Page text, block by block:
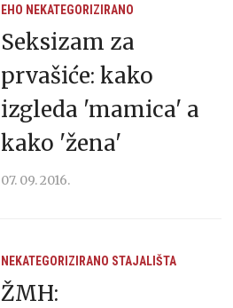
EHO NEKATEGORIZIRANO
Seksizam za
prvašiće: kako
izgleda 'mamica' a
kako 'žena'
07. 09. 2016.
NEKATEGORIZIRANO STAJALIŠTA
ŽMH: